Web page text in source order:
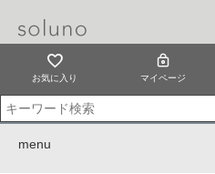
お気に入り マイページ
menu